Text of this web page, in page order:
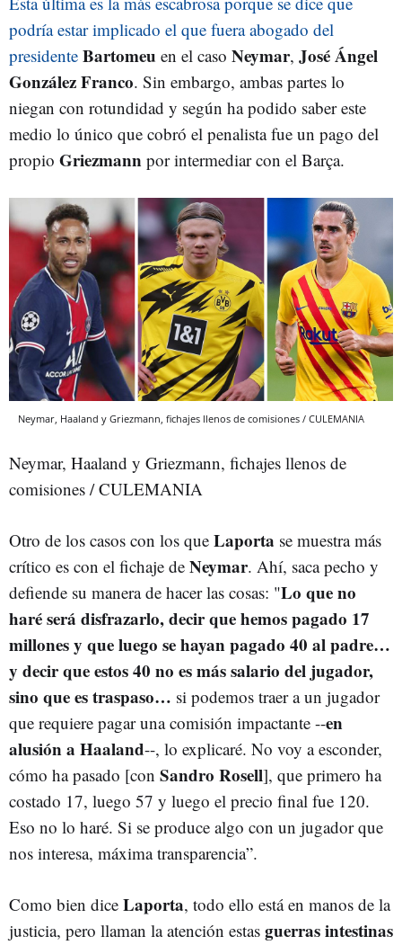
podría estar implicado el que fuera abogado del
presidente Bartomeu en el caso Neymar, José Ángel
González Franco. Sin embargo, ambas partes lo
niegan con rotundidad y según ha podido saber este
medio lo único que cobró el penalista fue un pago del
propio Griezmann por intermediar con el Barça.
Neymar, Haaland y Griezmann, fichajes llenos de comisiones / CULEMANIA
Neymar, Haaland y Griezmann, fichajes llenos de
comisiones / CULEMANIA
Otro de los casos con los que Laporta se muestra más
crítico es con el fichaje de Neymar. Ahí, saca pecho y
defiende su manera de hacer las cosas: "Lo que no
haré será disfrazarlo, decir que hemos pagado 17
millones y que luego se hayan pagado 40 al padre…
y decir que estos 40 no es más salario del jugador,
sino que es traspaso… si podemos traer a un jugador
que requiere pagar una comisión impactante --en
alusión a Haaland--, lo explicaré. No voy a esconder,
cómo ha pasado [con Sandro Rosell], que primero ha
costado 17, luego 57 y luego el precio final fue 120.
Eso no lo haré. Si se produce algo con un jugador que
nos interesa, máxima transparencia”.
Como bien dice Laporta, todo ello está en manos de la
justicia, pero llaman la atención estas guerras intestinas